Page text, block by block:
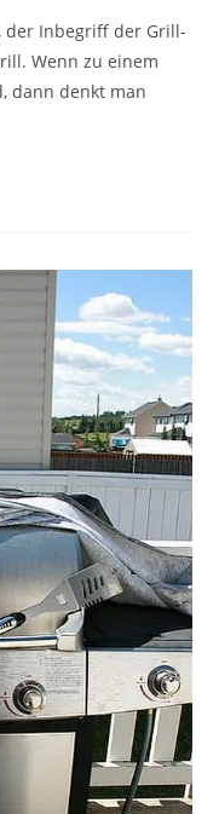
der Inbegriff der Grill-
Wenn zu einem
dann denkt man